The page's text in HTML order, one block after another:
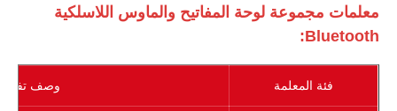
معلمات مجموعة لوحة المفاتيح والماوس اللاسلكية
Bluetooth:
فئة المعلمة وصف